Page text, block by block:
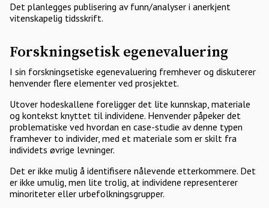
Det planlegges publisering av funn/analyser i anerkjent
vitenskapelig tidsskrift.
Forskningsetisk egenevaluering
I sin forskningsetiske egenevaluering fremhever og diskuterer
henvender flere elementer ved prosjektet.
Utover hodeskallene foreligger det lite kunnskap, materiale
og kontekst knyttet til individene. Henvender påpeker det
problematiske ved hvordan en case-studie av denne typen
framhever to individer, med et materiale som er skilt fra
individets øvrige levninger.
Det er ikke mulig å identifisere nålevende etterkommere. Det
er ikke umulig, men lite trolig, at individene representerer
minoriteter eller urbefolkningsgrupper.